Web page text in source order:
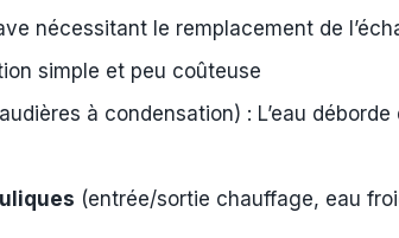
nécessitant le remplacement de
simple et peu coûteuse
à condensation) : L’eau
(entrée/sortie chauffage, eau